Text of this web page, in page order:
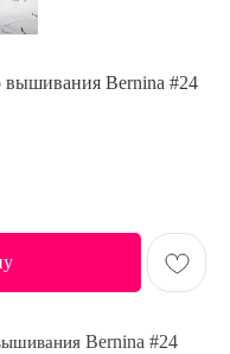
вышивания Bernina #24
Bernina #24